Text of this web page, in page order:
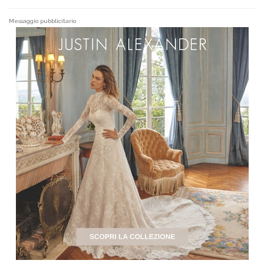
Messaggio pubblicitario